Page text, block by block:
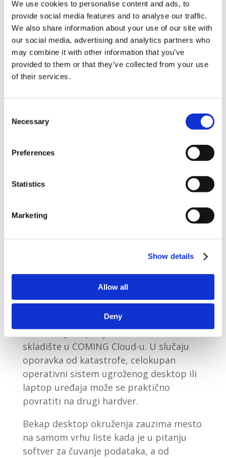
We use cookies to personalise content and ads, to
provide social media features and to analyse our traffic.
We also share information about your use of our site with
our social media, advertising and analytics partners who
may combine it with other information that you’ve
provided to them or that they’ve collected from your use
of their services.
Selection
Necessary
Preferences
Statistics
Marketing
Show details
Allow all
Deny
bekapa može realizovati na nivou
softvera ili disk-uređaja. Kako bi se
uverio u integritet oporavka, korisnik
ima i mogućnost probnog pokretanja
servisa.
Pouzdanim bekapom rešavaju se brojni
čuvanjem podataka, tako i sa njihovom
podataka jedna je od najvažnijih potreba
svakog radnog okruženja, bez obzira na
njegovu veličinu i broj zaposlenih. Čak i
ako se radi o mikropreduzećima sa po
jednim ili dva računara, obezbeđivanje
podataka na sistematičan i kvalitetan
podrazumeva kreiranje celokupne slike
operativnog sistema, particije ili željene
datoteke sa radne stanice (laptopa,
tableta i dr.). Sve izabrane korisničke
informacije kopiraju se i bezbedno
skladište u COMING Cloud-u. U slučaju
oporavka od katastrofe, celokupan
operativni sistem ugroženog desktop ili
laptop uređaja može se praktično
povratiti na drugi hardver.
Bekap desktop okruženja zauzima mesto
na samom vrhu liste kada je u pitanju
softver za čuvanje podataka, a od